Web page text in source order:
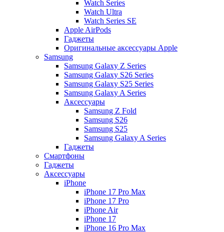
Watch Series
Watch Ultra
Watch Series SE
Apple AirPods
Гаджеты
Оригинальные аксессуары Apple
Samsung
Samsung Galaxy Z Series
Samsung Galaxy S26 Series
Samsung Galaxy S25 Series
Samsung Galaxy A Series
Аксессуары
Samsung Z Fold
Samsung S26
Samsung S25
Samsung Galaxy A Series
Гаджеты
Смартфоны
Гаджеты
Аксессуары
iPhone
iPhone 17 Pro Max
iPhone 17 Pro
iPhone Air
iPhone 17
iPhone 16 Pro Max